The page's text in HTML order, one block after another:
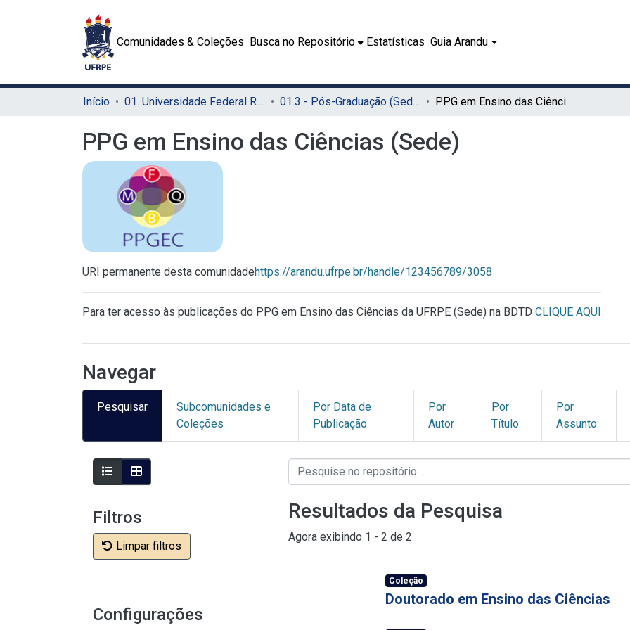
Comunidades & Coleções Busca no Repositório Estatísticas Guia Arandu
Início 01. Universidade Federal Rural de Pernambuco - UFRPE (Sede) 01.3 - Pós-Graduação (Sede) PPG em Ensino das Ciências (Sede)
PPG em Ensino das Ciências (Sede)
URI permanente desta comunidadehttps://arandu.ufrpe.br/handle/123456789/3058
Para ter acesso às publicações do PPG em Ensino das Ciências da UFRPE (Sede) na BDTD CLIQUE AQUI
Navegar
Pesquisar
Subcomunidades e
Coleções
Por Data de
Publicação
Por
Autor
Por
Título
Por
Assunto
Filtros
Limpar filtros
Configurações
Resultados da Pesquisa
Agora exibindo 1 - 2 de 2
Coleção
Doutorado em Ensino das Ciências